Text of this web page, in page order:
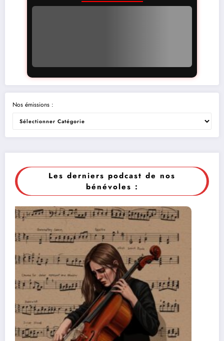
Nos émissions :
Les derniers podcast de nos
bénévoles :